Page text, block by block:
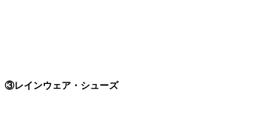
③レインウェア・シューズ